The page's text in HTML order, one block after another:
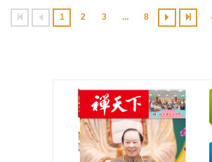
1 2 3 ... 8